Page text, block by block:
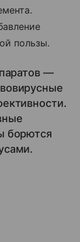
пользы.
—
борются